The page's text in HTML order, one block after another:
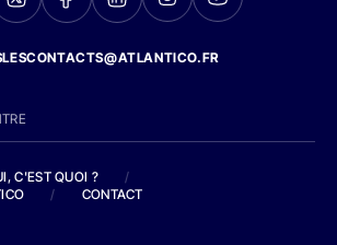
C'EST QUOI ?
/
/ CONTACT